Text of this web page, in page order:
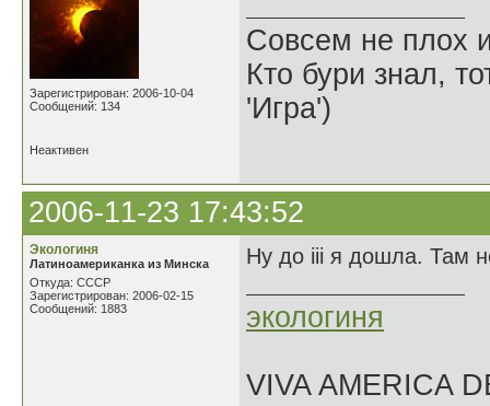
Зарегистрирован: 2006-10-04
Сообщений: 134
Совсем не плох
Кто бури знал,
'Игра')
Неактивен
2006-11-23 17:43:52
Экологиня
Латиноамериканка из Минска
Откуда: СССР
Зарегистрирован: 2006-02-15
Сообщений: 1883
Ну до iii я дошла. Там
экологиня
VIVA AMERICA